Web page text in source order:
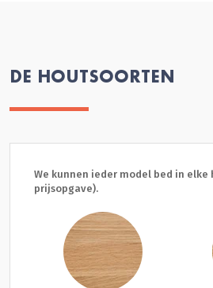
DE HOUTSOORTEN
We kunnen ieder model bed in
prijsopgave).